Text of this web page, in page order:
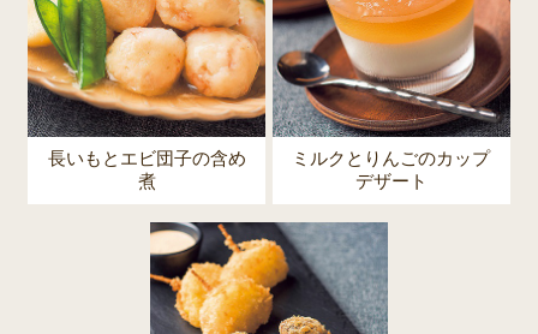
長いもとエビ団子の含め
煮
ミルクとりんごのカップ
デザート